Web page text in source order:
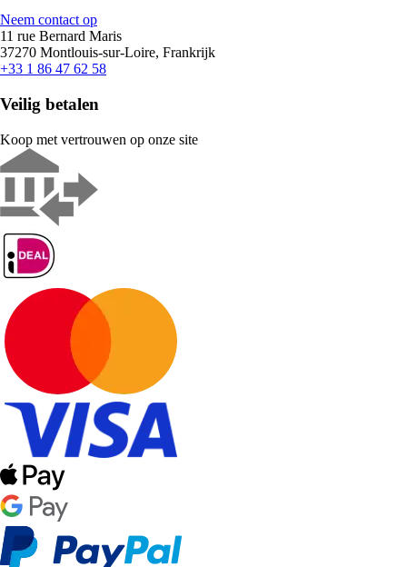
Neem contact op
11 rue Bernard Maris
37270 Montlouis-sur-Loire, Frankrijk
+33 1 86 47 62 58
Veilig betalen
Koop met vertrouwen op onze site